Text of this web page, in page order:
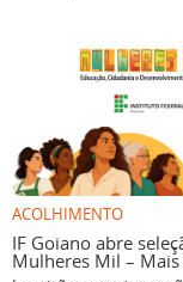
ACOLHIMENTO
IF Goiano abre
Mulheres Mil –